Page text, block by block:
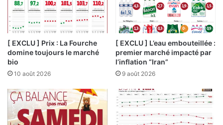
[ EXCLU ] Prix : La Fourche
domine toujours le marché
bio
10 août 2026
[ EXCLU ] L’eau embouteillée :
premier marché impacté par
l’inflation “Iran”
9 août 2026